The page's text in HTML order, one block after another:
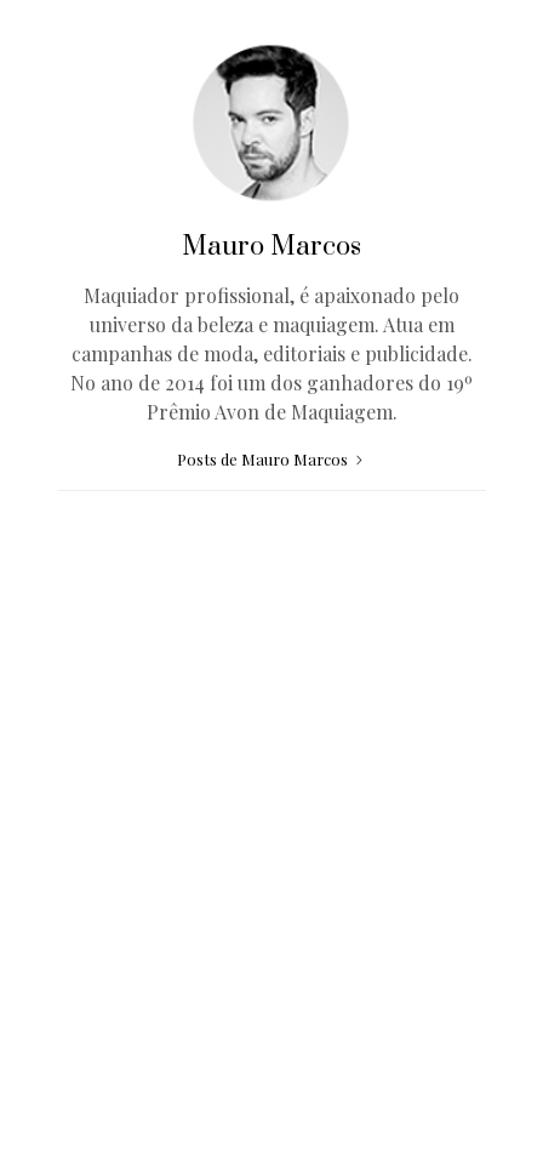
Mauro Marcos
Maquiador profissional, é apaixonado pelo
universo da beleza e maquiagem. Atua em
campanhas de moda, editoriais e publicidade.
No ano de 2014 foi um dos ganhadores do 19º
Prêmio Avon de Maquiagem.
Posts de Mauro Marcos